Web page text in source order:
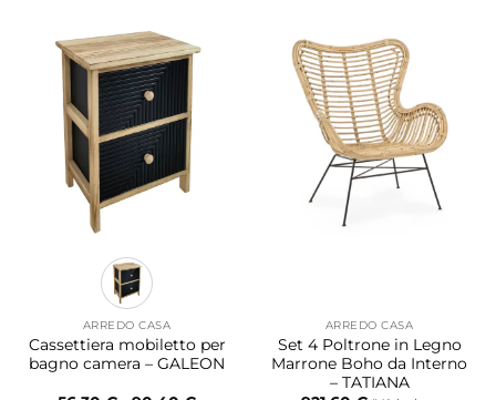
ARREDO CASA
Cassettiera mobiletto per
bagno camera – GALEON
ARREDO CASA
Set 4 Poltrone in Legno
Marrone Boho da Interno
– TATIANA